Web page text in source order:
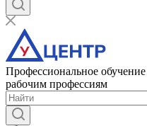
Профессиональное обучение
рабочим профессиям